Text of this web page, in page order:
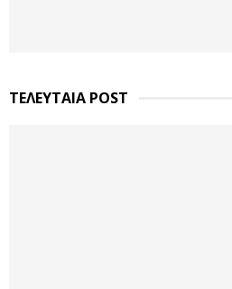
ΤΕΛΕΥΤΑΙΑ POST